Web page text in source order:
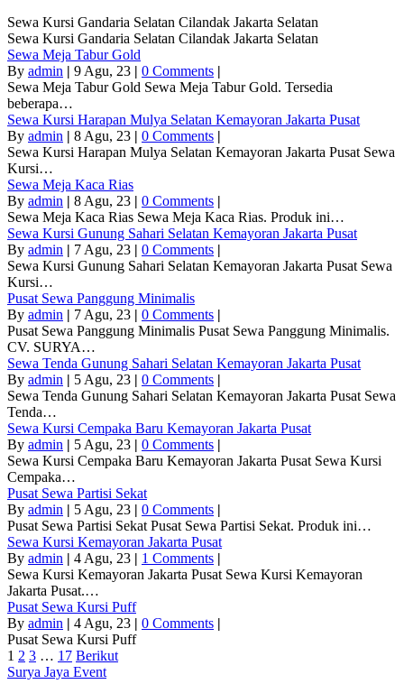
Sewa Kursi Gandaria Selatan Cilandak Jakarta Selatan
Sewa Kursi Gandaria Selatan Cilandak Jakarta Selatan
Sewa Meja Tabur Gold
By admin | 9 Agu, 23 | 0 Comments |
Sewa Meja Tabur Gold Sewa Meja Tabur Gold. Tersedia
beberapa…
Sewa Kursi Harapan Mulya Selatan Kemayoran Jakarta Pusat
By admin | 8 Agu, 23 | 0 Comments |
Sewa Kursi Harapan Mulya Selatan Kemayoran Jakarta Pusat Sewa
Kursi…
Sewa Meja Kaca Rias
By admin | 8 Agu, 23 | 0 Comments |
Sewa Meja Kaca Rias Sewa Meja Kaca Rias. Produk ini…
Sewa Kursi Gunung Sahari Selatan Kemayoran Jakarta Pusat
By admin | 7 Agu, 23 | 0 Comments |
Sewa Kursi Gunung Sahari Selatan Kemayoran Jakarta Pusat Sewa
Kursi…
Pusat Sewa Panggung Minimalis
By admin | 7 Agu, 23 | 0 Comments |
Pusat Sewa Panggung Minimalis Pusat Sewa Panggung Minimalis.
CV. SURYA…
Sewa Tenda Gunung Sahari Selatan Kemayoran Jakarta Pusat
By admin | 5 Agu, 23 | 0 Comments |
Sewa Tenda Gunung Sahari Selatan Kemayoran Jakarta Pusat Sewa
Tenda…
Sewa Kursi Cempaka Baru Kemayoran Jakarta Pusat
By admin | 5 Agu, 23 | 0 Comments |
Sewa Kursi Cempaka Baru Kemayoran Jakarta Pusat Sewa Kursi
Cempaka…
Pusat Sewa Partisi Sekat
By admin | 5 Agu, 23 | 0 Comments |
Pusat Sewa Partisi Sekat Pusat Sewa Partisi Sekat. Produk ini…
Sewa Kursi Kemayoran Jakarta Pusat
By admin | 4 Agu, 23 | 1 Comments |
Sewa Kursi Kemayoran Jakarta Pusat Sewa Kursi Kemayoran
Jakarta Pusat.…
Pusat Sewa Kursi Puff
By admin | 4 Agu, 23 | 0 Comments |
Pusat Sewa Kursi Puff
1 2 3 … 17 Berikut
Surya Jaya Event